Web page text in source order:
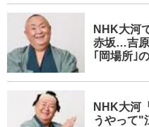
NHK大河
赤坂…吉
｢岡場所｣
NHK大河
うやって"